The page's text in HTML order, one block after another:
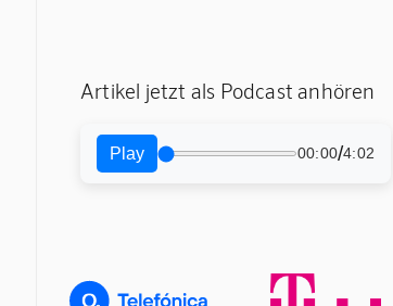
Artikel jetzt als Podcast anhören
Play 00:00/4:02